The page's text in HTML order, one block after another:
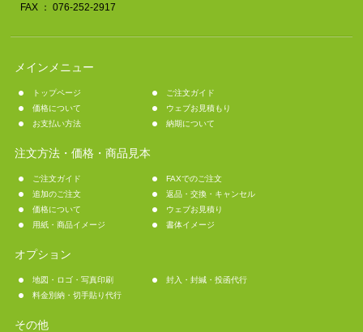
FAX ： 076-252-2917
メインメニュー
トップページ
ご注文ガイド
価格について
ウェブお見積もり
お支払い方法
納期について
注文方法・価格・商品見本
ご注文ガイド
FAXでのご注文
追加のご注文
返品・交換・キャンセル
価格について
ウェブお見積り
用紙・商品イメージ
書体イメージ
オプション
地図・ロゴ・写真印刷
封入・封緘・投函代行
料金別納・切手貼り代行
その他